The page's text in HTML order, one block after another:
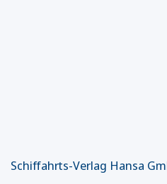
Schiffahrts-Verlag Hansa